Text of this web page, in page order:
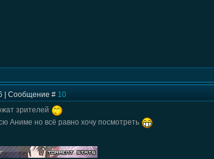
| Сообщение # 10
зрителей
Аниме но всё равно хочу посмотреть